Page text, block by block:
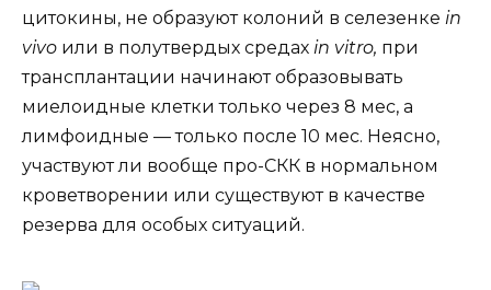
цитокины, не образуют колоний в селезенке in
vivo или в полутвердых средах in vitro, при
трансплантации начинают образовывать
миелоидные клетки только через 8 мес, а
лимфоидные — только после 10 мес. Неясно,
участвуют ли вообще про-СКК в нормальном
кроветворении или существуют в качестве
резерва для особых ситуаций.